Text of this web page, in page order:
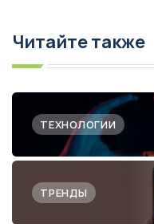
Читайте также
ТЕХНОЛОГИИ
ТРЕНДЫ